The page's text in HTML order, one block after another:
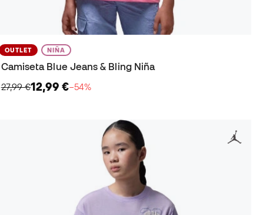
OUTLET NIÑA
Camiseta Blue Jeans & Bling Niña
27,99 €12,99 €−54%